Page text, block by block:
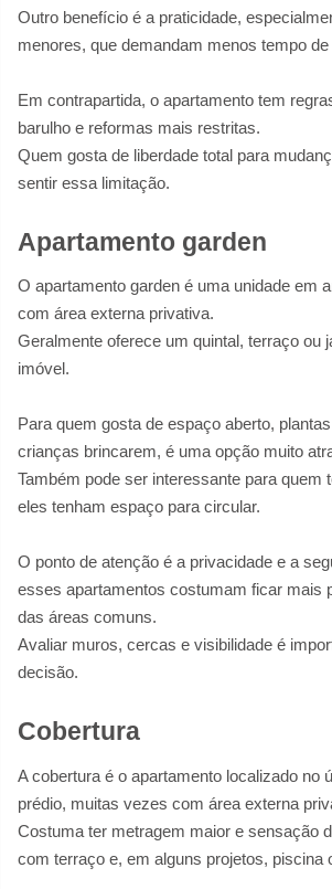
Outro benefício é a praticidade,
menores, que demandam menos tempo
Em contrapartida, o apartamento tem
barulho e reformas mais restritas.
Quem gosta de liberdade total para
sentir essa limitação.
Apartamento garden
O apartamento garden é uma unidade em
com área externa privativa.
Geralmente oferece um quintal, terraço ou
imóvel.
Para quem gosta de espaço aberto,
crianças brincarem, é uma opção muito
Também pode ser interessante para quem
eles tenham espaço para circular.
O ponto de atenção é a privacidade e a
esses apartamentos costumam ficar mais
das áreas comuns.
Avaliar muros, cercas e visibilidade é
decisão.
Cobertura
A cobertura é o apartamento localizado no
prédio, muitas vezes com área externa
Costuma ter metragem maior e sensação
com terraço e, em alguns projetos, piscina